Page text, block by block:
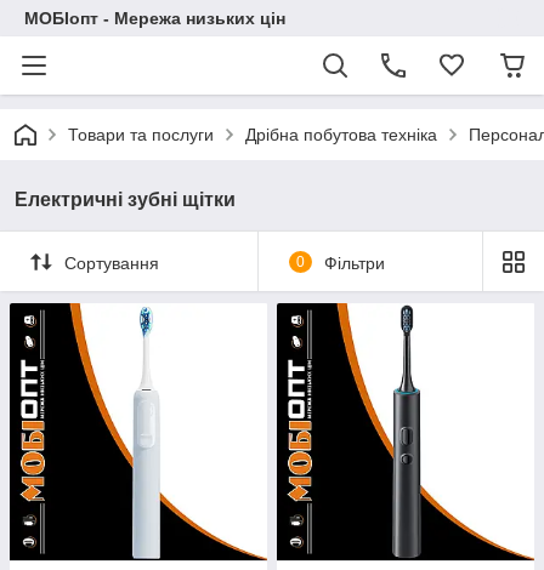
МОБІопт - Мережа низьких цін
Товари та послуги Дрібна побутова техніка
Електричні зубні щітки
Сортування 0 Фільтри